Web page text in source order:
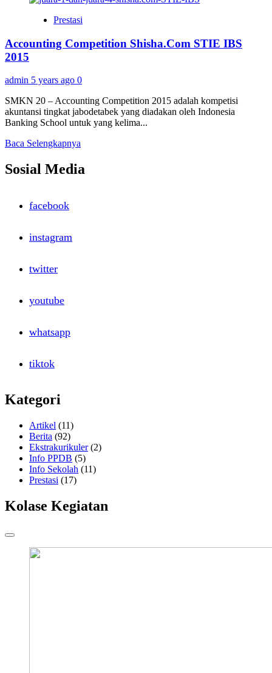
Prestasi
Accounting Competition Shisha.Com STIE IBS
2015
admin 5 years ago 0
SMKN 20 – Accounting Competition 2015 adalah kompetisi
akuntansi tingkat jabodetabek yang diadakan oleh Indonesia
Banking School untuk yang kelima...
Baca Selengkapnya
Accounting
Sosial Media
facebook
instagram
twitter
youtube
whatsapp
tiktok
Kategori
Artikel (11)
Berita (92)
Ekstrakurikuler(2)
Info PPDB (5)
Info Sekolah (11)
Prestasi (17)
Kolase Kegiatan